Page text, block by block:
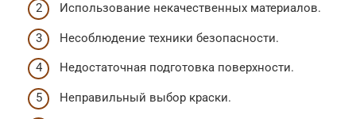
Использование некачественных материалов.
Несоблюдение техники безопасности.
Недостаточная подготовка поверхности.
Неправильный выбор краски.